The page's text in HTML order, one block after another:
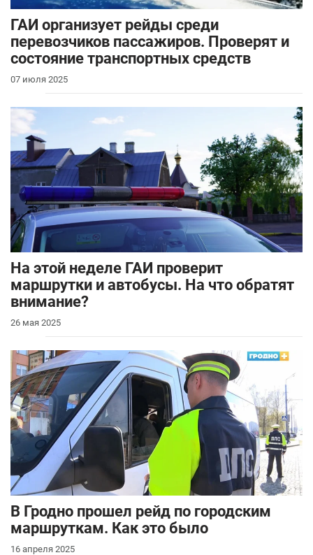
ГАИ организует рейды среди
перевозчиков пассажиров. Проверят и
состояние транспортных средств
07 июля 2025
На этой неделе ГАИ проверит
маршрутки и автобусы. На что обратят
внимание?
26 мая 2025
В Гродно прошел рейд по городским
маршруткам. Как это было
16 апреля 2025